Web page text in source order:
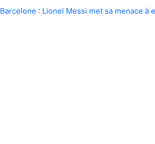
Barcelone : Lionel Messi met sa menace à